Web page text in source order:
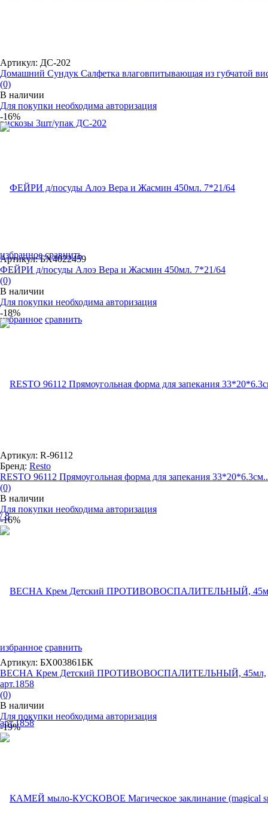
избранное сравнить
Артикул: ДС-202
Домашний Сундук Салфетка влаговпитывающая из губчатой
(0)
В наличии
Для покупки необходима авторизация
-16%
избранное сравнить
Артикул: БХ4022459
ФЕЙРИ д/посуды Алоэ Вера и Жасмин 450мл. 7*21/64
(0)
В наличии
Для покупки необходима авторизация
-18%
избранное сравнить
Артикул: R-96112
Бренд: Resto
RESTO 96112 Прямоугольная форма для запекания
(0)
В наличии
Для покупки необходима авторизация
-16%
Артикул: БХ003861БК
ВЕСНА Крем Детский ПРОТИВОВОСПАЛИТЕЛЬНЫЙ, 45мл,
арт.1858
(0)
В наличии
Для покупки необходима авторизация
-19%